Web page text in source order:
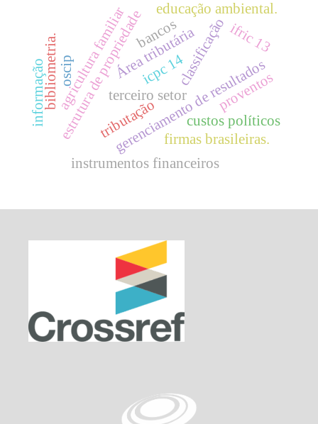
classificação
Área tributária
tributação
gerenciamento de resultados
estrutura de propriedade firmas brasileiras.
agricultura familiar
bibliometria. bancos
instrumentos financeiros
terceiro setor
oscip
educação ambiental.
custos políticos
ifric 13
icpc 14
proventos
informação